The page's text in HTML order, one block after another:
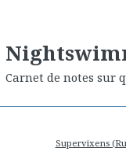
Carnet de notes sur
Supervixens